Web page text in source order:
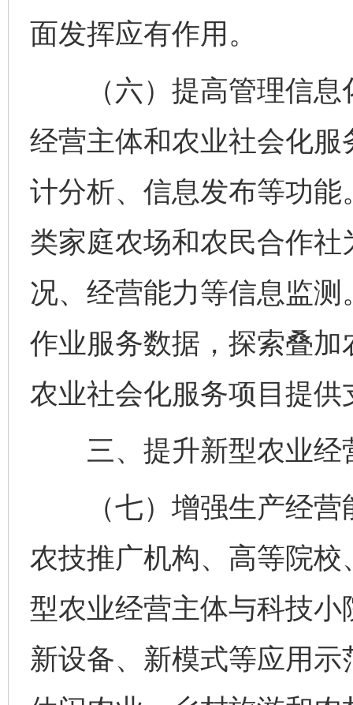
面发挥应有作用。
（六）提高管理信息
经营主体和农业社会化
计分析、信息发布等功
类家庭农场和农民合作
况、经营能力等信息监
作业服务数据，探索叠
农业社会化服务项目提供
三、提升新型农业经
（七）增强生产经营
农技推广机构、高等院
型农业经营主体与科技
新设备、新模式等应用